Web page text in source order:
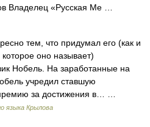
Владелец «Русская Ме …
тем, что придумал его (как и
оно называет)
Нобель. На заработанные на
учредил ставшую
за достижения в… …
языка Крылова